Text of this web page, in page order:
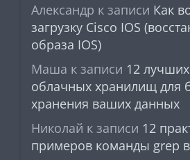
Александр к записи Как
загрузку Cisco IOS
образа IOS)
Маша к записи 12
облачных хранилищ для
хранения ваших данных
Николай к записи 12
примеров команды grep